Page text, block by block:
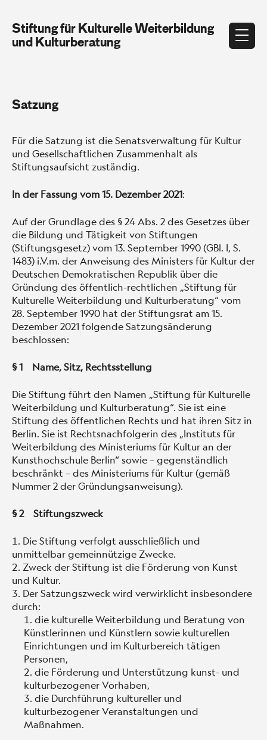
Stiftung für Kulturelle Weiterbildung
und Kulturberatung
Satzung
Für die Satzung ist die Senatsverwaltung für Kultur
und Gesellschaftlichen Zusammenhalt als
Stiftungsaufsicht zuständig.
In der Fassung vom 15. Dezember 2021:
Auf der Grundlage des § 24 Abs. 2 des Gesetzes über
die Bildung und Tätigkeit von Stiftungen
(Stiftungsgesetz) vom 13. September 1990 (GBl. I, S.
1483) i.V.m. der Anweisung des Ministers für Kultur der
Deutschen Demokratischen Republik über die
Gründung des öffentlich-rechtlichen „Stiftung für
Kulturelle Weiterbildung und Kulturberatung“ vom
28. September 1990 hat der Stiftungsrat am 15.
Dezember 2021 folgende Satzungsänderung
beschlossen:
§ 1 Name, Sitz, Rechtsstellung
Die Stiftung führt den Namen „Stiftung für Kulturelle
Weiterbildung und Kulturberatung“. Sie ist eine
Stiftung des öffentlichen Rechts und hat ihren Sitz in
Berlin. Sie ist Rechtsnachfolgerin des „Instituts für
Weiterbildung des Ministeriums für Kultur an der
Kunsthochschule Berlin“ sowie – gegenständlich
beschränkt – des Ministeriums für Kultur (gemäß
Nummer 2 der Gründungsanweisung).
§ 2 Stiftungszweck
Die Stiftung verfolgt ausschließlich und
unmittelbar gemeinnützige Zwecke.
Zweck der Stiftung ist die Förderung von Kunst
und Kultur.
Der Satzungszweck wird verwirklicht insbesondere
durch:
die kulturelle Weiterbildung und Beratung von
Künstlerinnen und Künstlern sowie kulturellen
Einrichtungen und im Kulturbereich tätigen
Personen,
die Förderung und Unterstützung kunst- und
kulturbezogener Vorhaben,
die Durchführung kultureller und
kulturbezogener Veranstaltungen und
Maßnahmen.